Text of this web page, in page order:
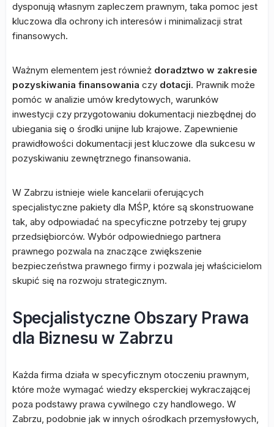
dysponują własnym zapleczem prawnym, taka pomoc jest
kluczowa dla ochrony ich interesów i minimalizacji strat
finansowych.
Ważnym elementem jest również doradztwo w zakresie
pozyskiwania finansowania czy dotacji. Prawnik może
pomóc w analizie umów kredytowych, warunków
inwestycji czy przygotowaniu dokumentacji niezbędnej do
ubiegania się o środki unijne lub krajowe. Zapewnienie
prawidłowości dokumentacji jest kluczowe dla sukcesu w
pozyskiwaniu zewnętrznego finansowania.
W Zabrzu istnieje wiele kancelarii oferujących
specjalistyczne pakiety dla MŚP, które są skonstruowane
tak, aby odpowiadać na specyficzne potrzeby tej grupy
przedsiębiorców. Wybór odpowiedniego partnera
prawnego pozwala na znaczące zwiększenie
bezpieczeństwa prawnego firmy i pozwala jej właścicielom
skupić się na rozwoju strategicznym.
Specjalistyczne Obszary Prawa
dla Biznesu w Zabrzu
Każda firma działa w specyficznym otoczeniu prawnym,
które może wymagać wiedzy eksperckiej wykraczającej
poza podstawy prawa cywilnego czy handlowego. W
Zabrzu, podobnie jak w innych ośrodkach przemysłowych,